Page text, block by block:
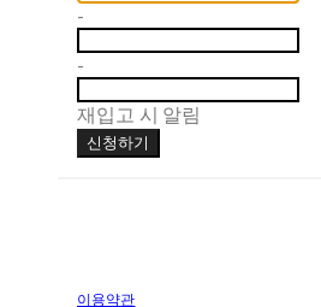
-
-
재입고 시 알림
신청하기
이용약관